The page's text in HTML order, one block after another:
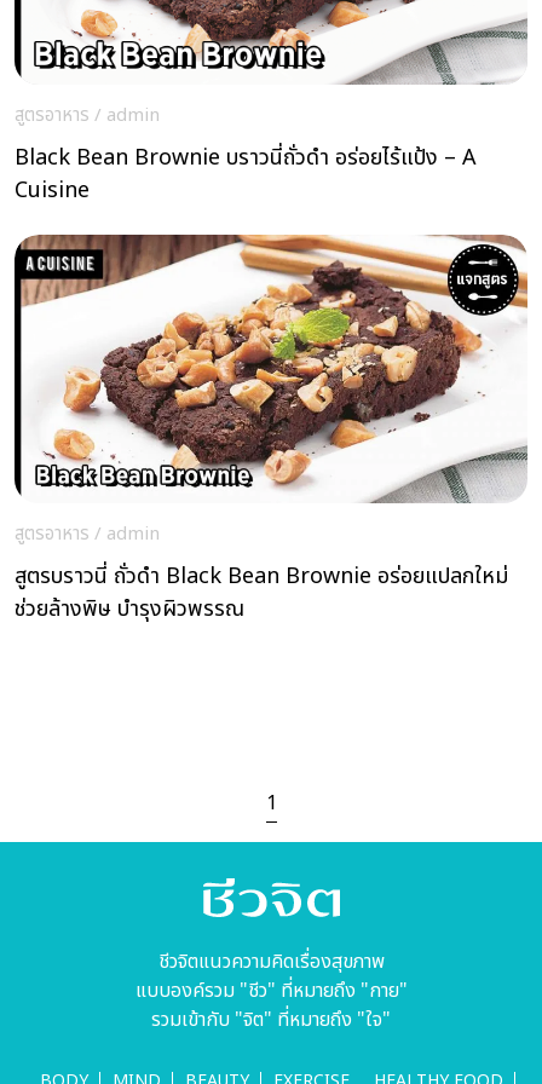
สูตรอาหาร / admin
Black Bean Brownie บราวนี่ถั่วดำ อร่อยไร้แป้ง – A
Cuisine
สูตรอาหาร / admin
สูตรบราวนี่ ถั่วดำ Black Bean Brownie อร่อยแปลกใหม่
ช่วยล้างพิษ บำรุงผิวพรรณ
1
ชีวจิตแนวความคิดเรื่องสุขภาพ
แบบองค์รวม "ชีว" ที่หมายถึง "กาย"
รวมเข้ากับ "จิต" ที่หมายถึง "ใจ"